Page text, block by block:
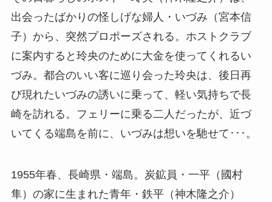
出会ったばかりの怪しげな婦人・いづみ（宮本信
子）から、突然プロポーズされる。ホストクラブ
に案内すると玲央のために大金を使ってくれるい
づみ。都合のいい客に巡り会った玲央は、後日再
び現れたいづみの誘いに乗って、軽い気持ちで長
崎を訪れる。フェリーに乗る二人だったが、近づ
いてくる端島を前に、いづみは想いを馳せて･･･。
1955年春、長崎県・端島。炭鉱員・一平（國村
隼）の家に生まれた青年・鉄平（神木隆之介）